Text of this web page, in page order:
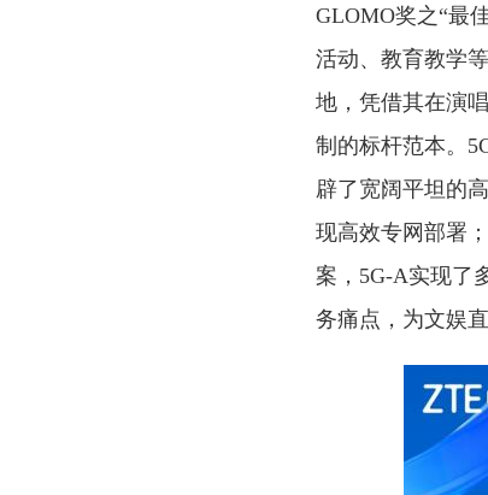
GLOMO奖之“最
活动、教育教学
地，凭借其在演
制的标杆范本。
辟了宽阔平坦的
现高效专网部署
案，5G-A实现了
务痛点，为文娱